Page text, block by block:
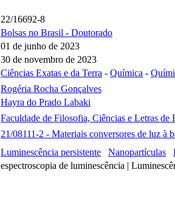
22/16692-8
Bolsas no Brasil - Doutorado
01 de junho de 2023
30 de novembro de 2023
Ciências Exatas e da Terra - Química -
Rogéria Rocha Gonçalves
Hayra do Prado Labaki
Faculdade de Filosofia, Ciências e Letras
21/08111-2 - Materiais conversores de luz à
Luminescência persistente Nanopartículas
espectroscopia de luminescência |